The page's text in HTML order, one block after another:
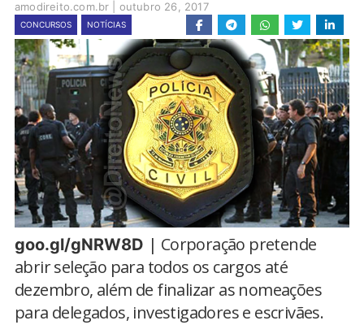
amodireito.com.br outubro 26, 2017
CONCURSOS NOTÍCIAS
goo.gl/gNRW8D | Corporação pretende
abrir seleção para todos os cargos até
dezembro, além de finalizar as nomeações
para delegados, investigadores e escrivães.